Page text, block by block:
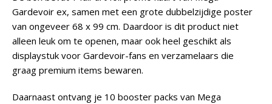
Gardevoir ex, samen met een grote dubbelzijdige poster
van ongeveer 68 x 99 cm. Daardoor is dit product niet
alleen leuk om te openen, maar ook heel geschikt als
displaystuk voor Gardevoir-fans en verzamelaars die
graag premium items bewaren.
Daarnaast ontvang je 10 booster packs van Mega